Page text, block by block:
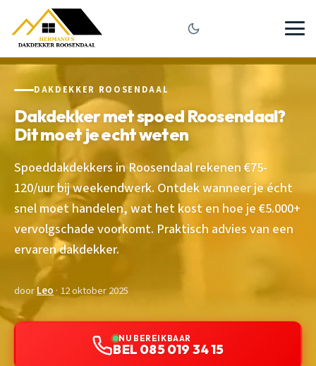
DAKDEKKER ROOSENDAAL
Dakdekker met spoed Roosendaal?
Dit moet je echt weten
Spoeddakdekkers in Roosendaal rekenen €75-
120/uur bij weekendwerk. Ontdek wanneer je écht
snel moet handelen, wat het kost en hoe je €5.000+
vervolgschade voorkomt. Praktisch advies van een
ervaren dakdekker.
doorLeo · 12 oktober 2025
NU BEREIKBAAR
BEL 085 019 34 15